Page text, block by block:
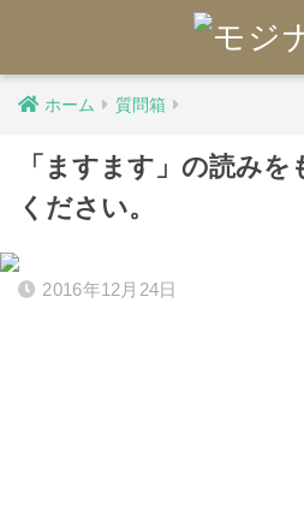
ホーム 質問箱
「ますます」の読み
ください。
2016年12月24日